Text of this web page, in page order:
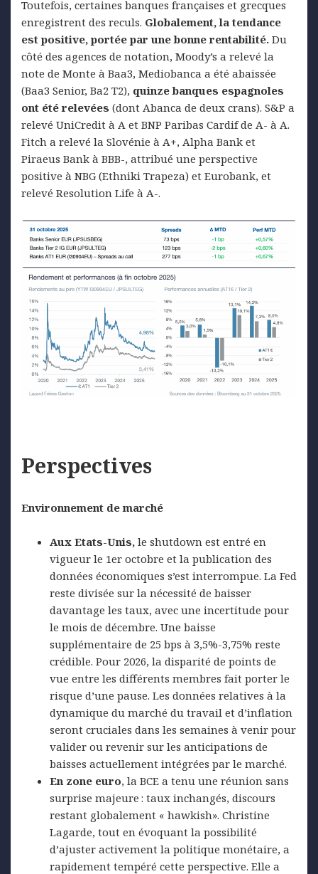
Toutefois, certaines banques françaises et grecques
enregistrent des reculs. Globalement, la tendance
est positive, portée par une bonne rentabilité. Du
côté des agences de notation, Moody’s a relevé la
note de Monte à Baa3, Mediobanca a été abaissée
(Baa3 Senior, Ba2 T2), quinze banques espagnoles
ont été relevées (dont Abanca de deux crans). S&P a
relevé UniCredit à A et BNP Paribas Cardif de A- à A.
Fitch a relevé la Slovénie à A+, Alpha Bank et
Piraeus Bank à BBB-, attribué une perspective
positive à NBG (Ethniki Trapeza) et Eurobank, et
relevé Resolution Life à A-.
Perspectives
Environnement de marché
Aux Etats-Unis, le shutdown est entré en
vigueur le 1er octobre et la publication des
données économiques s’est interrompue. La Fed
reste divisée sur la nécessité de baisser
davantage les taux, avec une incertitude pour
le mois de décembre. Une baisse
supplémentaire de 25 bps à 3,5%-3,75% reste
crédible. Pour 2026, la disparité de points de
vue entre les différents membres fait porter le
risque d’une pause. Les données relatives à la
dynamique du marché du travail et d’inflation
seront cruciales dans les semaines à venir pour
valider ou revenir sur les anticipations de
baisses actuellement intégrées par le marché.
En zone euro, la BCE a tenu une réunion sans
surprise majeure : taux inchangés, discours
restant globalement « hawkish». Christine
Lagarde, tout en évoquant la possibilité
d’ajuster activement la politique monétaire, a
rapidement tempéré cette perspective. Elle a